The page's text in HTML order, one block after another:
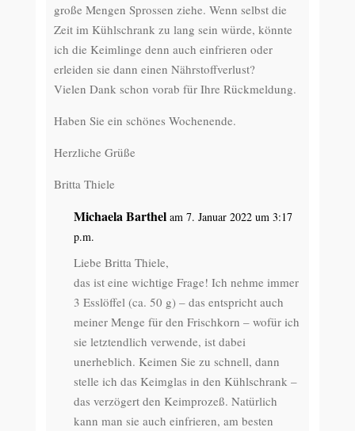
große Mengen Sprossen ziehe. Wenn selbst die
Zeit im Kühlschrank zu lang sein würde, könnte
ich die Keimlinge denn auch einfrieren oder
erleiden sie dann einen Nährstoffverlust?
Vielen Dank schon vorab für Ihre Rückmeldung.
Haben Sie ein schönes Wochenende.
Herzliche Grüße
Britta Thiele
Michaela Barthel am 7. Januar 2022 um 3:17
p.m.
Liebe Britta Thiele,
das ist eine wichtige Frage! Ich nehme immer
3 Esslöffel (ca. 50 g) – das entspricht auch
meiner Menge für den Frischkorn – wofür ich
sie letztendlich verwende, ist dabei
unerheblich. Keimen Sie zu schnell, dann
stelle ich das Keimglas in den Kühlschrank –
das verzögert den Keimprozeß. Natürlich
kann man sie auch einfrieren, am besten